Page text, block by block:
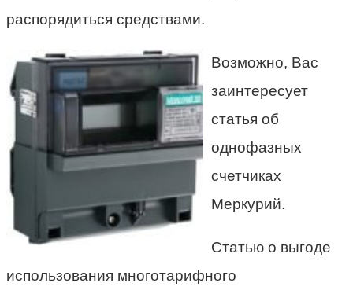
распорядиться средствами.
Возможно, Вас
заинтересует
статья об
однофазных
счетчиках
Меркурий.
Статью о выгоде
использования многотарифного